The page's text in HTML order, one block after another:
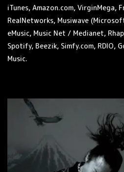
iTunes, Amazon.com, VirginMega,
RealNetworks, Musiwave
eMusic, Music Net / Medianet,
Spotify, Beezik, Simfy.com, RDIO,
Music.